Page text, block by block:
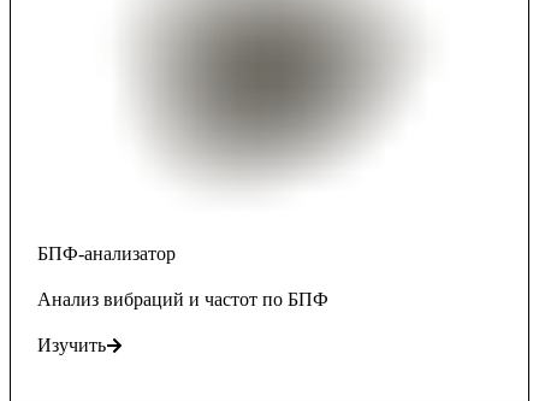
БПФ-анализатор
Анализ вибраций и частот по БПФ
Изучить